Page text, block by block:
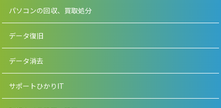
パソコンの回収、買取処分
データ復旧
データ消去
サポートひかりIT